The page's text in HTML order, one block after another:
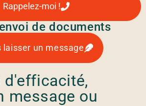
Rappelez-moi !
de documents
laisser un message
d'efficacité,
message ou